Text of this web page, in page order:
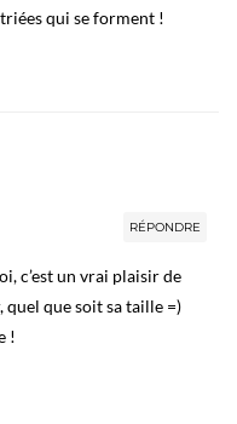
qui se forment !
RÉPONDRE
c’est un vrai plaisir de
quel que soit sa taille =)
!